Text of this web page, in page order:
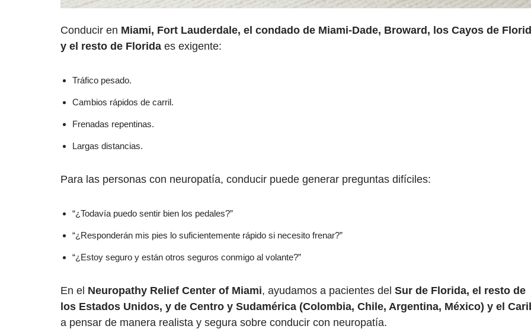
Conducir en Miami, Fort Lauderdale, el condado de Miami-Dade, Broward, los Cayos de
y el resto de Florida es exigente:
Tráfico pesado.
Cambios rápidos de carril.
Frenadas repentinas.
Largas distancias.
Para las personas con neuropatía, conducir puede generar preguntas difíciles:
“¿Todavía puedo sentir bien los pedales?”
“¿Responderán mis pies lo suficientemente rápido si necesito frenar?”
“¿Estoy seguro y están otros seguros conmigo al volante?”
En el Neuropathy Relief Center of Miami, ayudamos a pacientes del Sur de Florida, el resto de
los Estados Unidos, y de Centro y Sudamérica (Colombia, Chile, Argentina, México) y el
a pensar de manera realista y segura sobre conducir con neuropatía.